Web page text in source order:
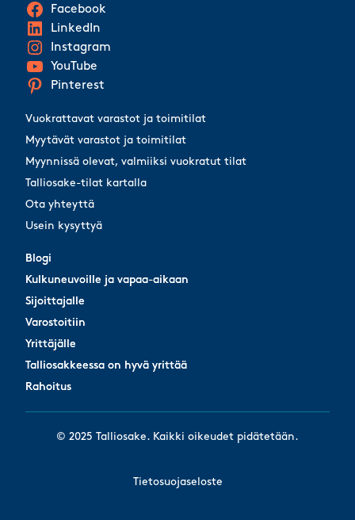
Vuokrattavat varastot ja toimitilat
Myytävät varastot ja toimitilat
Myynnissä olevat, valmiiksi vuokratut tilat
Talliosake-tilat kartalla
Ota yhteyttä
Usein kysyttyä
Blogi
Kulkuneuvoille ja vapaa-aikaan
Sijoittajalle
Varostoitiin
Yrittäjälle
Talliosakkeessa on hyvä yrittää
Rahoitus
Facebook
LinkedIn
Instagram
YouTube
Pinterest
Blogi
Kulkuneuvoille ja vapaa-aikaan
Sijoittajalle
Varostoitiin
Yrittäjälle
Talliosakkeessa on hyvä yrittää
Rahoitus
© 2025 Talliosake. Kaikki oikeudet pidätetään.
Tietosuojaseloste